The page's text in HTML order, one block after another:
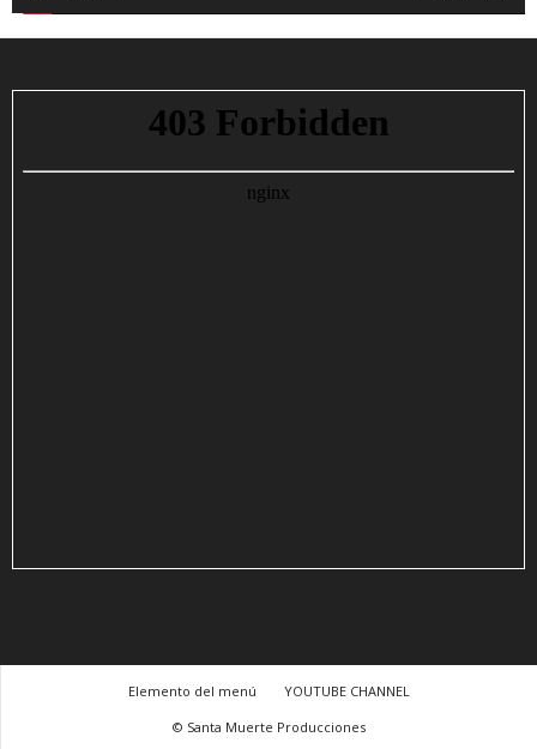
Elemento del menú
YOUTUBE CHANNEL
© Santa Muerte Producciones